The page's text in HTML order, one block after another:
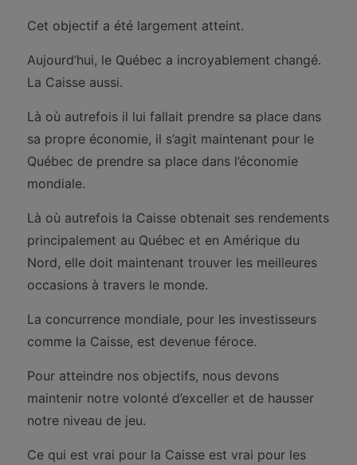
Cet objectif a été largement atteint.
Aujourd’hui, le Québec a incroyablement changé.
La Caisse aussi.
Là où autrefois il lui fallait prendre sa place dans
sa propre économie, il s’agit maintenant pour le
Québec de prendre sa place dans l’économie
mondiale.
Là où autrefois la Caisse obtenait ses rendements
principalement au Québec et en Amérique du
Nord, elle doit maintenant trouver les meilleures
occasions à travers le monde.
La concurrence mondiale, pour les investisseurs
comme la Caisse, est devenue féroce.
Pour atteindre nos objectifs, nous devons
maintenir notre volonté d’exceller et de hausser
notre niveau de jeu.
Ce qui est vrai pour la Caisse est vrai pour les